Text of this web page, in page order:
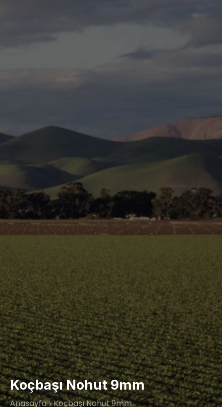
Koçbaşı Nohut 9mm
Anasayfa Koçbaşı Nohut 9mm